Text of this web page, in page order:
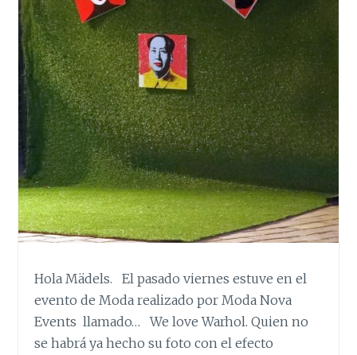
Hola Mädels. El pasado viernes estuve en el
evento de Moda realizado por Moda Nova
Events llamado… We love Warhol. Quien no
se habrá ya hecho su foto con el efecto